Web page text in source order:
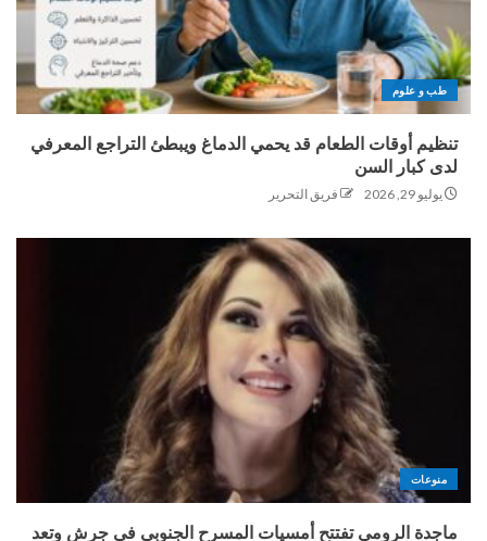
طب و علوم
تنظيم أوقات الطعام قد يحمي الدماغ ويبطئ التراجع المعرفي
لدى كبار السن
يوليو 29, 2026 فريق التحرير
منوعات
ماجدة الرومي تفتتح أمسيات المسرح الجنوبي في جرش وتعد